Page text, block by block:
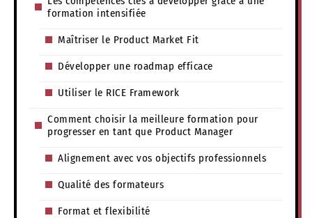
formation intensifiée
Maîtriser le Product Market Fit
Développer une roadmap efficace
Utiliser le RICE Framework
Comment choisir la meilleure formation pour
progresser en tant que Product Manager
Alignement avec vos objectifs professionnels
Qualité des formateurs
Format et flexibilité